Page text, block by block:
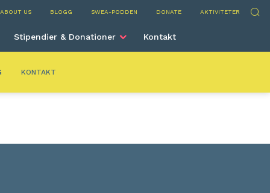
ABOUT US BLOGG SWEA-PODDEN DONATE AKTIVITETER Sök
Stipendier & Donationer Kontakt
KONTAKT